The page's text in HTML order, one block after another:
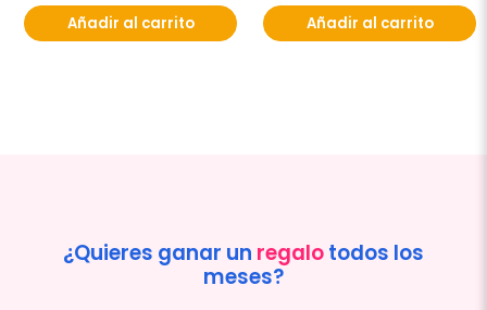
Añadir al carrito Añadir al carrito
¿Quieres ganar un regalotodos los
meses?